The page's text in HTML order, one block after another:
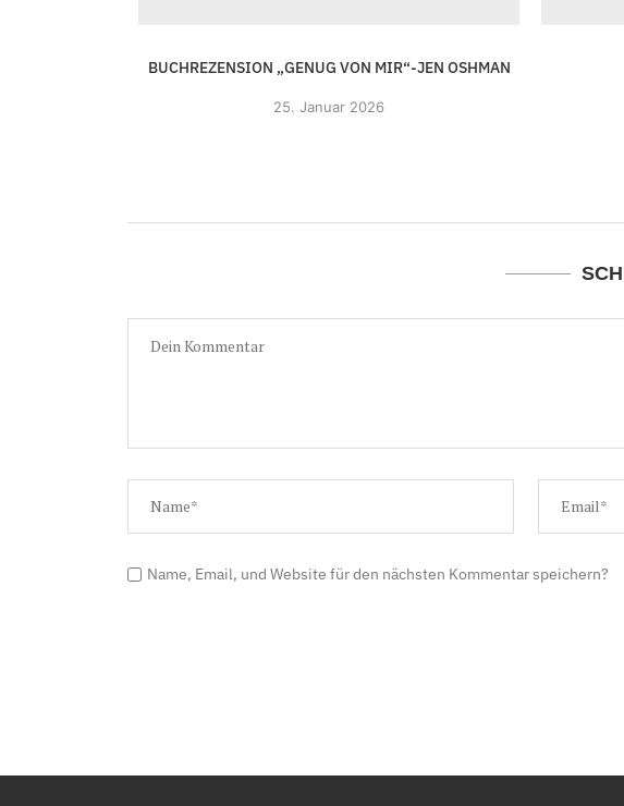
BUCHREZENSION „GENUG VON MIR“-JEN OSHMAN
25. Januar 2026
Name, Email, und Website für den nächsten Kommentar speichern?